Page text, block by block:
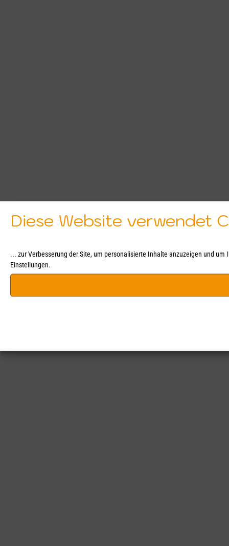
Diese Website verwendet
... zur Verbesserung der Site, um personalisierte Inhalte anzuzeigen und
Einstellungen.